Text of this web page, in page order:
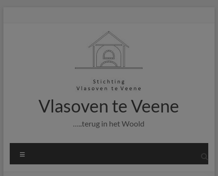
Vlasoven te Veene
…..terug in het Woold